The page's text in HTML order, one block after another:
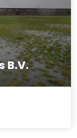
B.V.